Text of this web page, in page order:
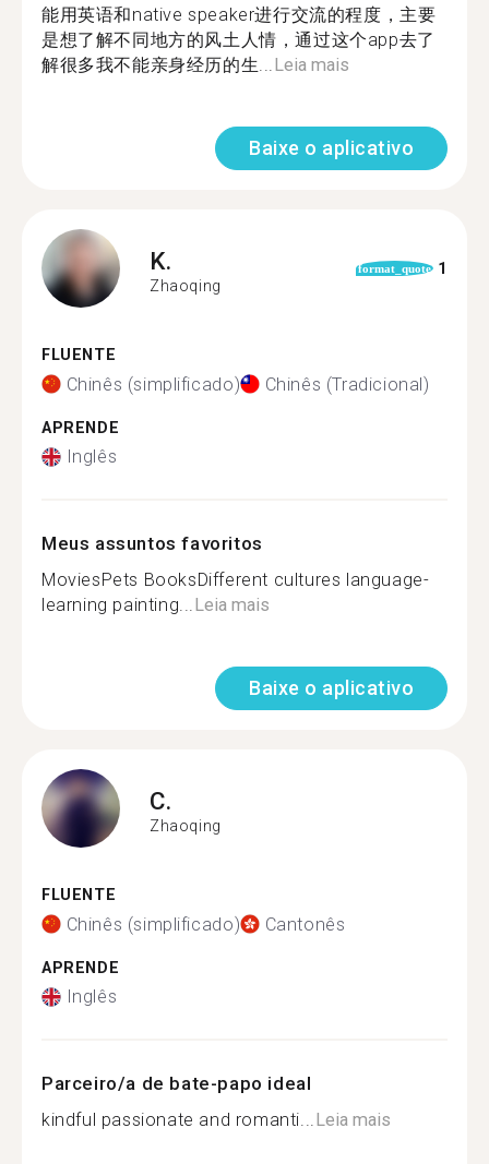
能用英语和native speaker进行交流的程度，主要
是想了解不同地方的风土人情，通过这个app去了
解很多我不能亲身经历的生...Leia mais
Baixe o aplicativo
K.
Zhaoqing
format_quote 1
FLUENTE
Chinês (simplificado) Chinês (Tradicional)
APRENDE
Inglês
Meus assuntos favoritos
MoviesPets BooksDifferent cultures language-
learning painting...Leia mais
Baixe o aplicativo
C.
Zhaoqing
FLUENTE
Chinês (simplificado) Cantonês
APRENDE
Inglês
Parceiro/a de bate-papo ideal
kindful passionate and romanti...Leia mais